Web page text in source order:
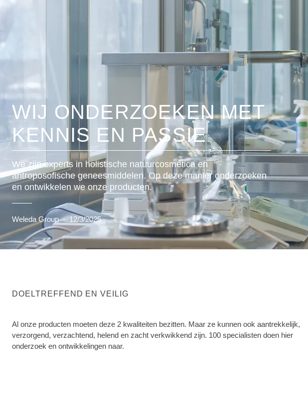
WIJ ONDERZOEKEN MET
KENNIS EN PASSIE
We zijn experts in holistische natuurcosmetica en
antroposofische geneesmiddelen. Op deze manier onderzoeken
en ontwikkelen we onze producten.
Weleda Group · 12/3/2025
DOELTREFFEND EN VEILIG
Al onze producten moeten deze 2 kwaliteiten bezitten. Maar ze kunnen ook aantrekkelijk,
verzorgend, verzachtend, helend en zacht verkwikkend zijn. 100 specialisten doen hier
onderzoek en ontwikkelingen naar.